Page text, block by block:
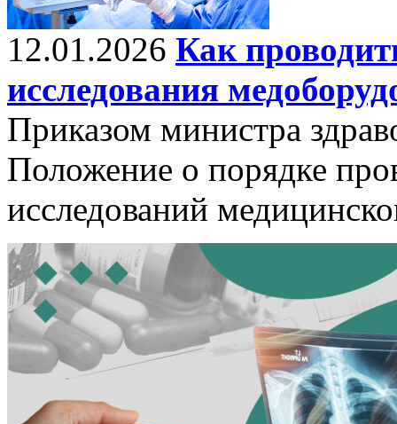
12.01.2026 Как
исследования
Приказом министра
Положение о порядке
исследований